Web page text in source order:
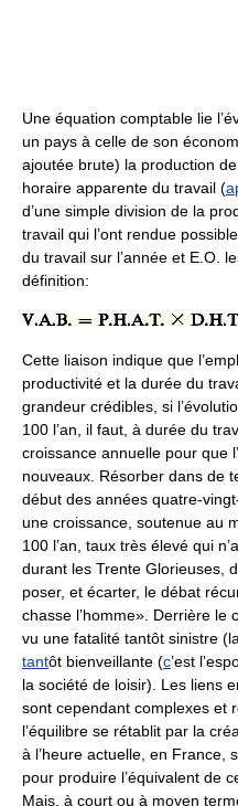
Une équation comptable lie
un pays à celle de son
ajoutée brute) la production
horaire apparente du travail (
d’une simple division de la
travail qui l’ont rendue
du travail sur l’année et E.O.
définition:
Cette liaison indique que
productivité et la durée du
grandeur crédibles, si
100 l’an, il faut, à durée du
croissance annuelle pour que
nouveaux. Résorber dans de
début des années quatre-
une croissance, soutenue au
100 l’an, taux très élevé qui
durant les Trente Glorieuses,
poser, et écarter, le débat
chasse l’homme». Derrière le
vu une fatalité tantôt sinistre
tantôt bienveillante (c’est
la société de loisir). Les liens
sont cependant complexes et
l’équilibre se rétablit par la
à l’heure actuelle, en France,
pour produire l’équivalent de
Mais, à court ou à moyen